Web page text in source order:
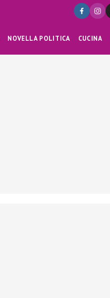
NOVELLA POLITICA CUCINA